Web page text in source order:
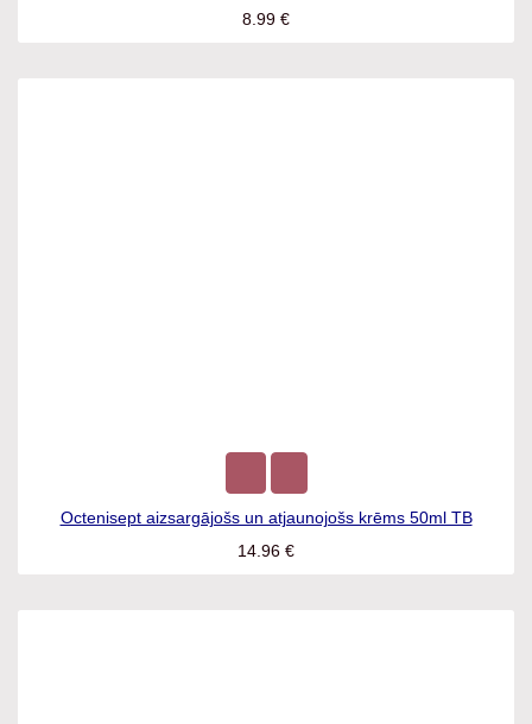
8.99€
Octenisept aizsargājošs un atjaunojošs krēms 50ml TB
14.96€